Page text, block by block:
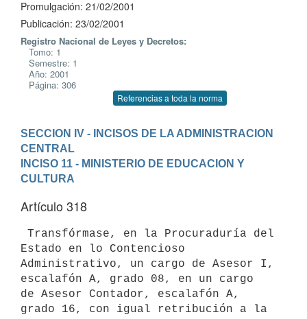
Promulgación: 21/02/2001
Publicación: 23/02/2001
Registro Nacional de Leyes y Decretos:
Tomo: 1
Semestre: 1
Año: 2001
Página: 306
Referencias a toda la norma
SECCION IV - INCISOS DE LA ADMINISTRACION
CENTRAL
INCISO 11 - MINISTERIO DE EDUCACION Y
CULTURA
Artículo 318
Estado en lo Contencioso
Administrativo, un cargo de Asesor I,
escalafón A, grado 08, en un cargo
de Asesor Contador, escalafón A,
grado 16, con igual retribución a la